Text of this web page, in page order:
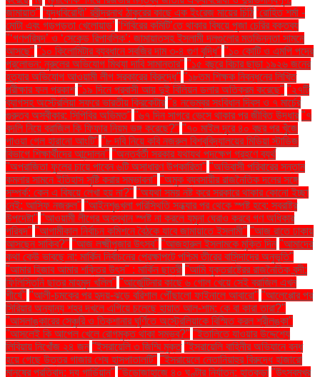
জামায়াত" ‘যুদ্ধবিরোধী’ রবীন্দ্রনাথ ঠাকুরের কাছে এক ইংরেজ মায়ের চিঠি ‘রোহিত শর্মা -
মোটা এবং গড়পড়তা খেলোয়াড়’ ‘শিবিরের কমিটি’তে থাকার বিষয়ে পূজা চেরির বক্তব্য
"‘গণপরিষদ’ ও ‘সেকেন্ড রিপাবলিক’: জামায়াতসহ ইসলামী দলগুলোর মতভিন্নতা সামনে
আসছে" "১০ কিলোমিটার ব্যবধানে সবজির দাম ৩-৪ গুণ বৃদ্ধি" "১০ কোটি ও এমপি পদের
প্রলোভন: নুরুলের অভিযোগ মিথ্যা দাবি সামান্তার" "১৫ বছরে বিচার ছাড়া ১৯২৬ জনের
হত্যার অভিযোগ আওয়ামী লীগ সরকারের বিরুদ্ধে" "১৮তম শিক্ষক নিবন্ধনের লিখিত
পরীক্ষার ফল প্রকাশ "১৯ দিনে প্রবাসী আয় দুই বিলিয়ন ডলার অতিক্রম করেছে" "২৭টি
ব্যাগসহ অস্ট্রেলিয়া সফরে ভারতীয় ক্রিকেটার "৪ নভেম্বর সংবিধান দিবস ও ৭ মার্চের
গুরুত্ব অস্বীকার: সিপিবির অভিমত" "৬৭ দিন সাগরে ভেসে থাকার পর জীবিত উদ্ধার "৭
বদলি নিয়ে ব্রাজিল কি ফিফার নিয়ম ভঙ্গ করেছে?" "৭০ মাইল দূরে ৪০ বছর পর খুঁজে
পাওয়া গেল হারানো আংটি" "৮ দবি নিয়ে কবি নজরুল বিশ্ববিদ্যালয়ের মিডিয়া স্টাডিজ
বিভাগে শিক্ষার্থীদের আন্দোলন" "অন্তর্বর্তী সরকার যথাযথ পদক্ষেপ গ্রহণে ব্যর্থ
"অপরাজিতা ফুলের চায়ে পাবেন ৬টি অসাধারণ উপকারিতা" "অভিবাসী পরিবারের সন্তান
কমলার সামনে ইতিহাস সৃষ্টি করার সম্ভাবনা" "অমুক ব্যবসায়ীর রাজনৈতিক দলের সঙ্গে
সম্পর্ক: কেন এ বিষয়ে লেখা হয় না?" "অযথা সময় নষ্ট করে সরকারে থাকার কোনো ইচ্ছা
নেই: আসিফ নজরুল" "আইনশৃঙ্খলা পরিস্থিতি সন্ধ্যার পর থেকে স্পষ্ট হবে: স্বরাষ্ট্র
উপদেষ্টা" "আওয়ামী লীগের অবস্থান স্পষ্ট না করলে যমুনা ঘেরাও করবে গণ অধিকার
পরিষদ" "আগামীকাল নির্বাচন কমিশনে বৈঠকে যাবে জামায়াতে ইসলামী" "আজ রাতে ঢাকায়
আসছেন সাকিব?" "আজ লক্ষ্মীপূজার উৎসব" "আজহারুল ইসলামকে মুক্তি দিন "আমাদের
কথা কেউ ভাবছে না: মার্কিন নির্বাচনের প্রেক্ষাপটে পশ্চিম তীরের বাসিন্দাদের অনুভূতি"
"আমার হিজাব আমার শক্তির উৎস" : মার্কিন ছাত্রী "আমি যুক্তরাষ্ট্রের রাজনৈতিক বন্দী:
ফিলিস্তিনি ছাত্র মাহমুদ খলিল" "আর্জেন্টিনার কাছে ৬ গোল খেয়ে সেই ব্রাজিল এখন
শীর্ষে" "আলী-চমকের পর হৃদয়-ঝড়ে বরিশাল পৌঁছালো ফাইনালে আবারো" "আলেপ্পোর পর
সিরিয়ার অন্যান্য শহর দখলে এগিয়ে চলেছে হায়াত আল-শাম: কে বা কারা তারা?"
"আসলাঙ্কারের সেঞ্চুরি ও তিকশানার ঘূর্ণিতে অস্ট্রেলিয়াকে বিস্মিত করল শ্রীলঙ্কা"
"আসলেই কি আপেল খেলে রোগমুক্ত থাকা সম্ভব?" "ইতালিতে যাওয়ার উদ্দেশ্যে
লিবিয়ায় নিখোঁজ ২৪ জন "ইসরায়েলি ৩ জিম্মি মুক্ত "ইসরায়েলি বাহিনীর অভিযানে বন্ধ
হয়ে গেছে উত্তর গাজার শেষ হাসপাতালটি" "ইসরায়েলে নেতানিয়াহুর বিরুদ্ধে হাজারো
মানুষের প্রতিবাদ: দ্য গার্ডিয়ান" "উড়োজাহাজে ৪০ ঘণ্টার নির্যাতন: হাতকড়া "উৎসবমুখর